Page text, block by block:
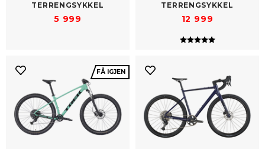
TERRENGSYKKEL
5 999
TERRENGSYKKEL
12 999
Karakter:
5.0 av 5
FÅ IGJEN